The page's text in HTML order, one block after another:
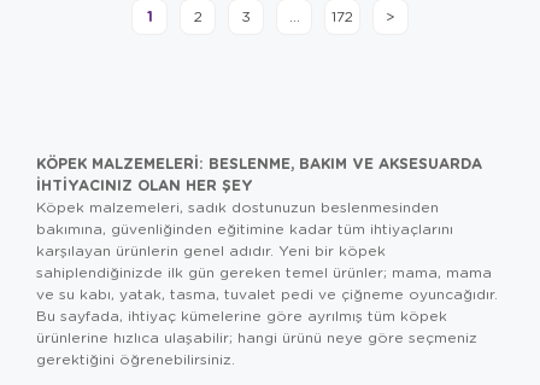
1 2 3 ... 172 >
KÖPEK MALZEMELERI: BESLENME, BAKIM VE AKSESUARDA
İHTIYACINIZ OLAN HER ŞEY
Köpek malzemeleri, sadık dostunuzun beslenmesinden
bakımına, güvenliğinden eğitimine kadar tüm ihtiyaçlarını
karşılayan ürünlerin genel adıdır. Yeni bir köpek
sahiplendiğinizde ilk gün gereken temel ürünler; mama, mama
ve su kabı, yatak, tasma, tuvalet pedi ve çiğneme oyuncağıdır.
Bu sayfada, ihtiyaç kümelerine göre ayrılmış tüm köpek
ürünlerine hızlıca ulaşabilir; hangi ürünü neye göre seçmeniz
gerektiğini öğrenebilirsiniz.